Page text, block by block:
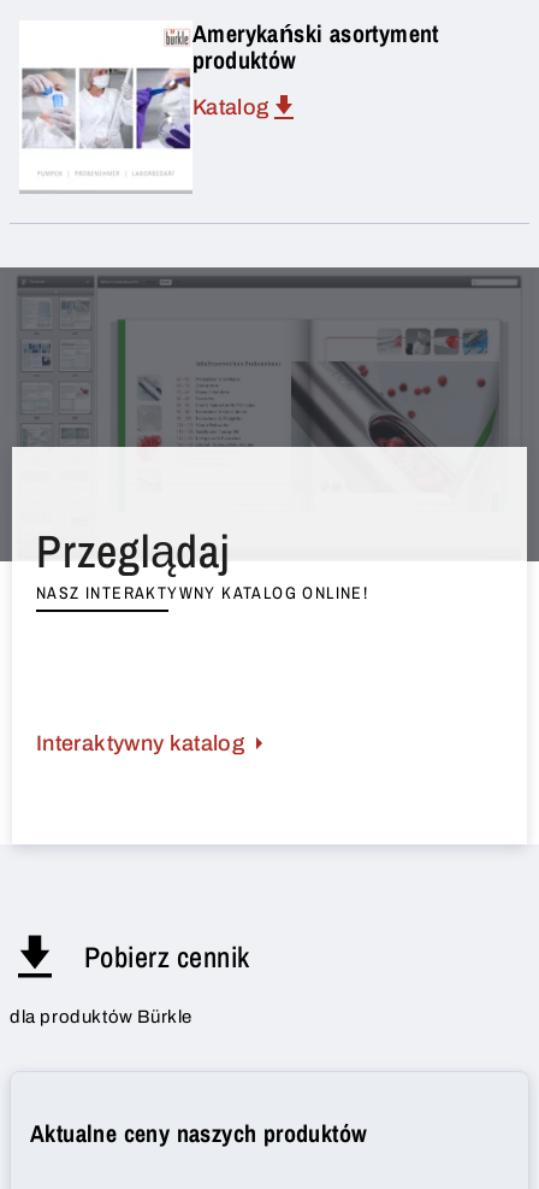
Amerykański asortyment
produktów
Katalog
Przeglądaj
NASZ INTERAKTYWNY KATALOG ONLINE!
Interaktywny katalog
Pobierz cennik
dla produktów Bürkle
Aktualne ceny naszych produktów